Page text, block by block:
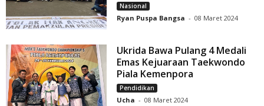
Nasional
Ryan Puspa Bangsa - 08 Maret 2024
Ukrida Bawa Pulang 4 Medali
Emas Kejuaraan Taekwondo
Piala Kemenpora
Pendidikan
Ucha - 08 Maret 2024